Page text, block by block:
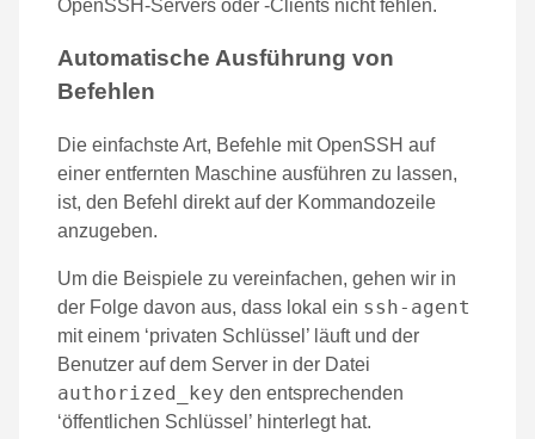
OpenSSH-Servers oder -Clients nicht fehlen.
Automatische Ausführung von
Befehlen
Die einfachste Art, Befehle mit OpenSSH auf
einer entfernten Maschine ausführen zu lassen,
ist, den Befehl direkt auf der Kommandozeile
anzugeben.
Um die Beispiele zu vereinfachen, gehen wir in
der Folge davon aus, dass lokal ein ssh-agent
mit einem ‘privaten Schlüssel’ läuft und der
Benutzer auf dem Server in der Datei
authorized_key den entsprechenden
‘öffentlichen Schlüssel’ hinterlegt hat.